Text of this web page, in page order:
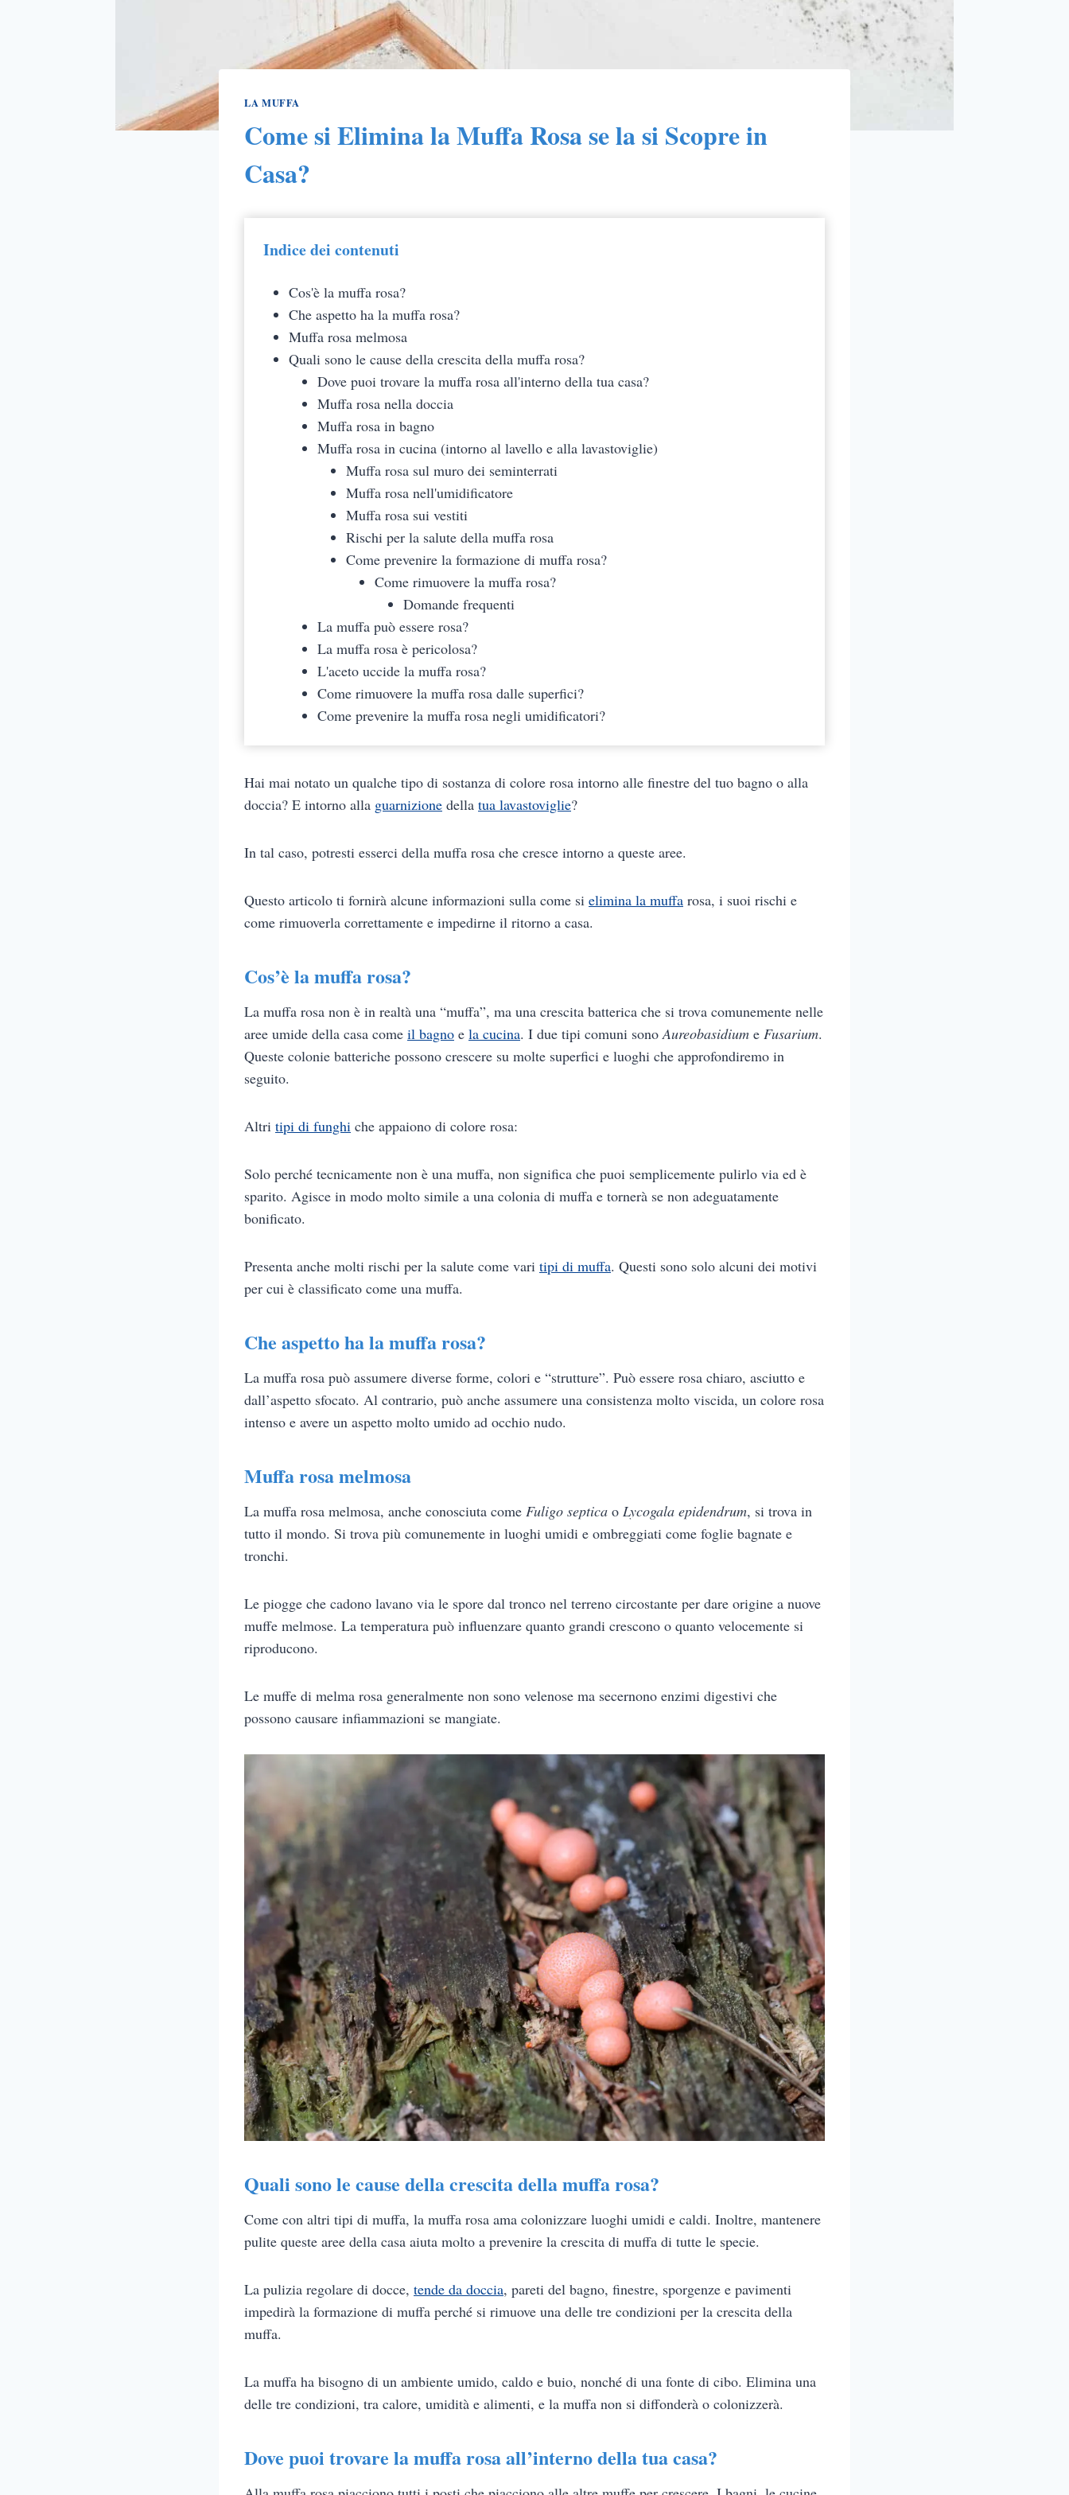
LA MUFFA
Come si Elimina la Muffa Rosa se la si Scopre in
Casa?
Indice dei contenuti
Cos'è la muffa rosa?
Che aspetto ha la muffa rosa?
Muffa rosa melmosa
Quali sono le cause della crescita della muffa rosa?
Dove puoi trovare la muffa rosa all'interno della tua casa?
Muffa rosa nella doccia
Muffa rosa in bagno
Muffa rosa in cucina (intorno al lavello e alla lavastoviglie)
Muffa rosa sul muro dei seminterrati
Muffa rosa nell'umidificatore
Muffa rosa sui vestiti
Rischi per la salute della muffa rosa
Come prevenire la formazione di muffa rosa?
Come rimuovere la muffa rosa?
Domande frequenti
La muffa può essere rosa?
La muffa rosa è pericolosa?
L'aceto uccide la muffa rosa?
Come rimuovere la muffa rosa dalle superfici?
Come prevenire la muffa rosa negli umidificatori?
Hai mai notato un qualche tipo di sostanza di colore rosa intorno alle finestre del tuo bagno o alla
doccia? E intorno alla guarnizione della tua lavastoviglie?
In tal caso, potresti esserci della muffa rosa che cresce intorno a queste aree.
Questo articolo ti fornirà alcune informazioni sulla come si elimina la muffa rosa, i suoi rischi e
come rimuoverla correttamente e impedirne il ritorno a casa.
Cos’è la muffa rosa?
La muffa rosa non è in realtà una “muffa”, ma una crescita batterica che si trova comunemente nelle
aree umide della casa come il bagno e la cucina. I due tipi comuni sonoAureobasidium e Fusarium.
Queste colonie batteriche possono crescere su molte superfici e luoghi che approfondiremo in
seguito.
Altri tipi di funghi che appaiono di colore rosa:
Solo perché tecnicamente non è una muffa, non significa che puoi semplicemente pulirlo via ed è
sparito. Agisce in modo molto simile a una colonia di muffa e tornerà se non adeguatamente
bonificato.
Presenta anche molti rischi per la salute come vari tipi di muffa. Questi sono solo alcuni dei motivi
per cui è classificato come una muffa.
Che aspetto ha la muffa rosa?
La muffa rosa può assumere diverse forme, colori e “strutture”. Può essere rosa chiaro, asciutto e
dall’aspetto sfocato. Al contrario, può anche assumere una consistenza molto viscida, un colore rosa
intenso e avere un aspetto molto umido ad occhio nudo.
Muffa rosa melmosa
La muffa rosa melmosa, anche conosciuta come Fuligo septica o Lycogala epidendrum, si trova in
tutto il mondo. Si trova più comunemente in luoghi umidi e ombreggiati come foglie bagnate e
tronchi.
Le piogge che cadono lavano via le spore dal tronco nel terreno circostante per dare origine a nuove
muffe melmose. La temperatura può influenzare quanto grandi crescono o quanto velocemente si
riproducono.
Le muffe di melma rosa generalmente non sono velenose ma secernono enzimi digestivi che
possono causare infiammazioni se mangiate.
Quali sono le cause della crescita della muffa rosa?
Come con altri tipi di muffa, la muffa rosa ama colonizzare luoghi umidi e caldi. Inoltre, mantenere
pulite queste aree della casa aiuta molto a prevenire la crescita di muffa di tutte le specie.
La pulizia regolare di docce, tende da doccia, pareti del bagno, finestre, sporgenze e pavimenti
impedirà la formazione di muffa perché si rimuove una delle tre condizioni per la crescita della
muffa.
La muffa ha bisogno di un ambiente umido, caldo e buio, nonché di una fonte di cibo. Elimina una
delle tre condizioni, tra calore, umidità e alimenti, e la muffa non si diffonderà o colonizzerà.
Dove puoi trovare la muffa rosa all’interno della tua casa?